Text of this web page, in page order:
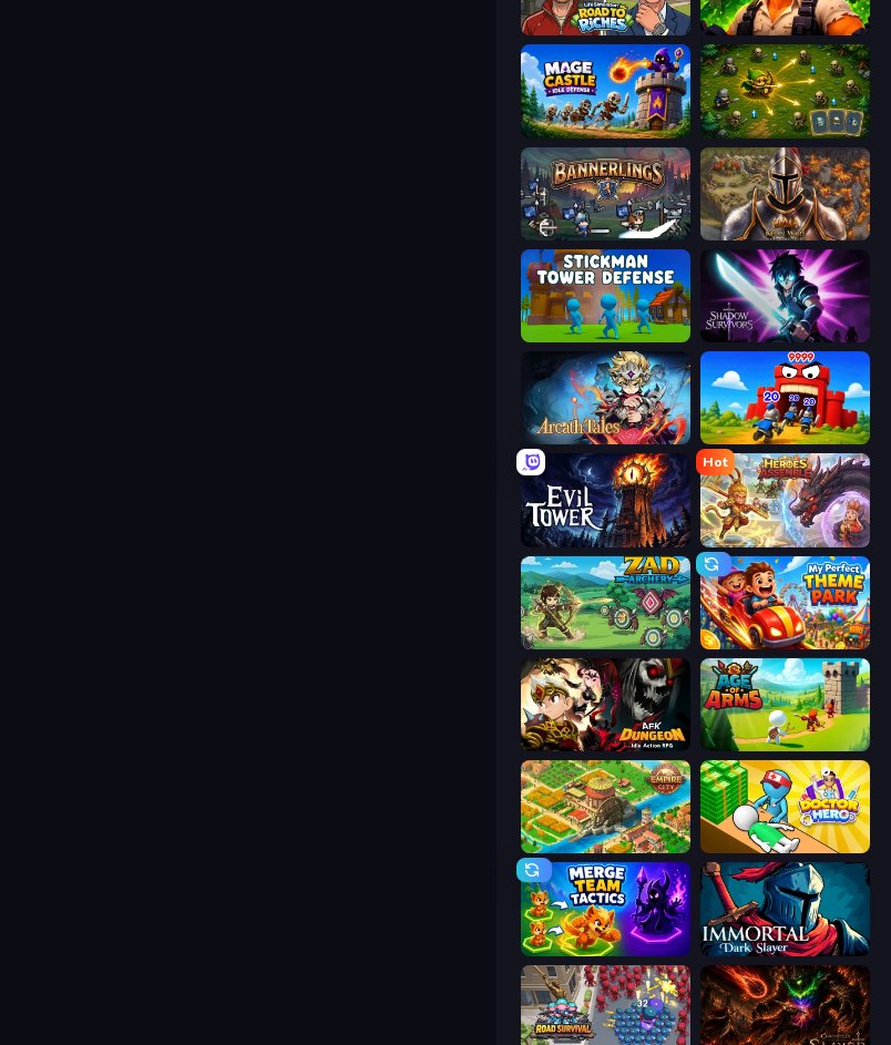
Life Simulator: Road to Riches Zombie Lab Escape
Mage Castle Idle Defense Tiny Ranger
Bannerlings Khan Wars
Shadow Survivors
Arcath Tales TimeWarriors
Evil Tower
Hot
Heroes Assemble
Zad Archery - Demo My Perfect Theme Park
AFK Dungeon: Idle Action RPG Age Of Arms
Empire City Doctor Hero
Merge Team Tactics Immortal: Dark Slayer